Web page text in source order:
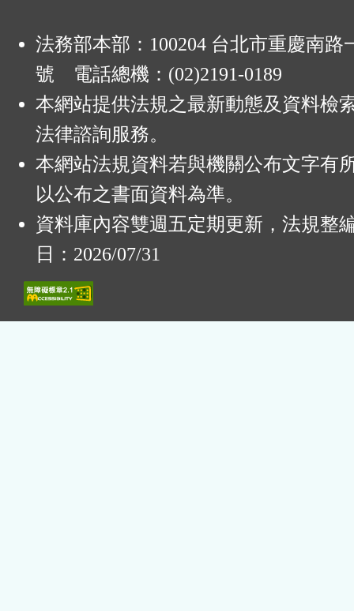
法務部本部：100204 台北市重慶南路
號 電話總機：(02)2191-0189
本網站提供法規之最新動態及資料檢
法律諮詢服務。
本網站法規資料若與機關公布文字有
以公布之書面資料為準。
資料庫內容雙週五定期更新，法規整
日：2026/07/31